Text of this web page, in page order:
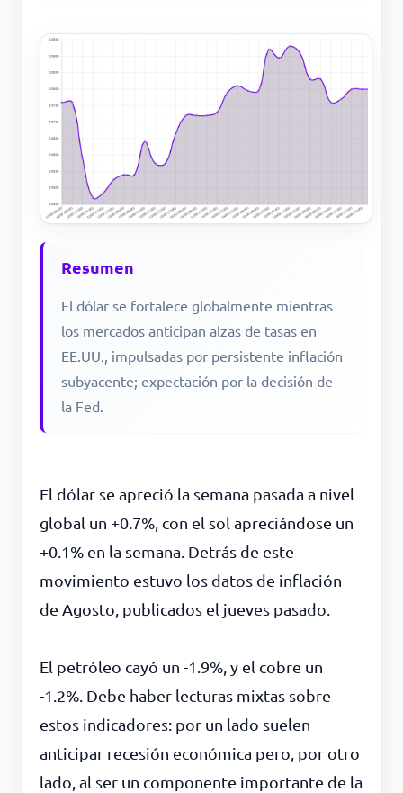
Resumen
El dólar se fortalece globalmente mientras
los mercados anticipan alzas de tasas en
EE.UU., impulsadas por persistente inflación
subyacente; expectación por la decisión de
la Fed.
El dólar se apreció la semana pasada a nivel
global un +0.7%, con el sol apreciándose un
+0.1% en la semana. Detrás de este
movimiento estuvo los datos de inflación
de Agosto, publicados el jueves pasado.
El petróleo cayó un -1.9%, y el cobre un
-1.2%. Debe haber lecturas mixtas sobre
estos indicadores: por un lado suelen
anticipar recesión económica pero, por otro
lado, al ser un componente importante de la